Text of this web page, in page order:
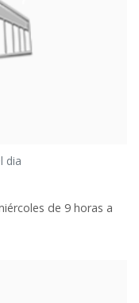
dia
de 9 horas a